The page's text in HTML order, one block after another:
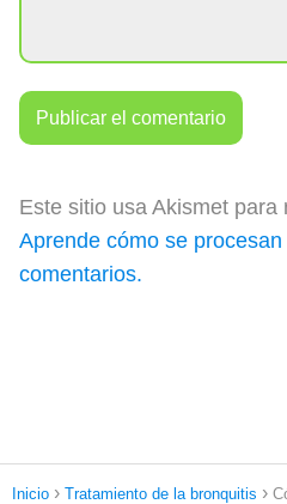
Este sitio usa Akismet para
Aprende cómo se
comentarios.
Inicio Tratamiento de la bronquitis